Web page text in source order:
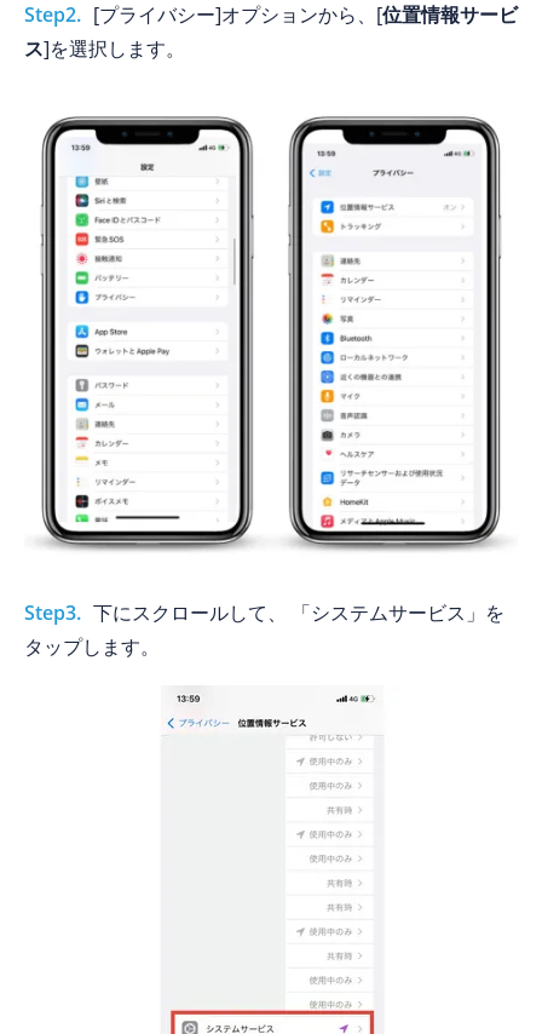
Step2. [プライバシー]オプションから、[位置情報サービ
ス]を選択します。
Step3. 下にスクロールして、 「システムサービス」を
タップします。